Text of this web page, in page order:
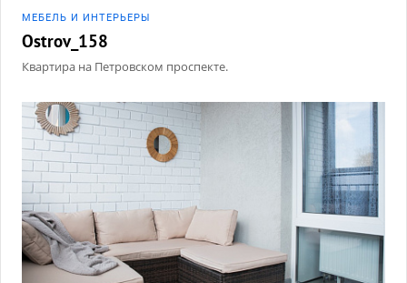
МЕБЕЛЬ И ИНТЕРЬЕРЫ
Ostrov_158
Квартира на Петровском проспекте.